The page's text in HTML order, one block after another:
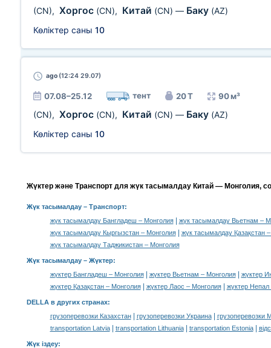
(CN), Хоргос (CN), Китай (CN) — Баку (AZ)
Көліктер саны 10
ago (12:24 29.07)
07.08–25.12 тент 20 Т 90 м³
(CN), Хоргос (CN), Китай (CN) — Баку (AZ)
Көліктер саны 10
Жүктер және Транспорт для жүк тасымалдау Китай — Монголия,
Жүк тасымалдау– Транспорт:
жүк тасымалдау Бангладеш – Монголия|
жүк тасымалдау Вьетнам –
жүк тасымалдау Кыргызстан – Монголия|
жүк тасымалдау Қазақстан
жүк тасымалдау Таджикистан – Монголия
Жүк тасымалдау – Жүктер:
жүктер Бангладеш – Монголия| жүктер Вьетнам – Монголия|
жүктер
жүктер Қазақстан – Монголия| жүктер Лаос – Монголия| жүктер Непал
DELLA в других странах:
грузоперевозки Казахстан| грузоперевозки Украина|
грузоперевозки
transportation Latvia| transportation Lithuania| transportation Estonia|
Жүк іздеу: